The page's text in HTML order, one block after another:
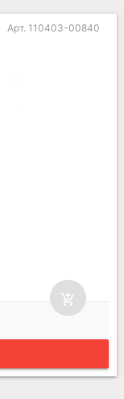
Арт. 110403-00840
add_shopping_cart